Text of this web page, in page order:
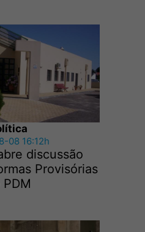
08 16:12h
discussão
Provisórias
PDM